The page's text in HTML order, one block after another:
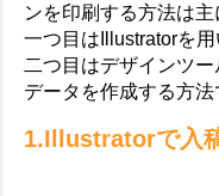
ンを印刷する方法は主
一つ目はIllustratorを
二つ目はデザインツ
データを作成する方法
1.Illustratorで入